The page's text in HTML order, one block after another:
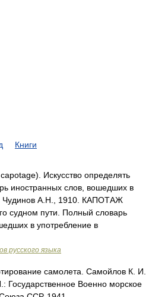
Книги
Искусство определять
иностранных слов, вошедших в
Чудинов А.Н., 1910. КАПОТАЖ
судном пути. Полный словарь
в употребление в
русского языка
самолета. Самойлов К. И.
Государственное Военно морское